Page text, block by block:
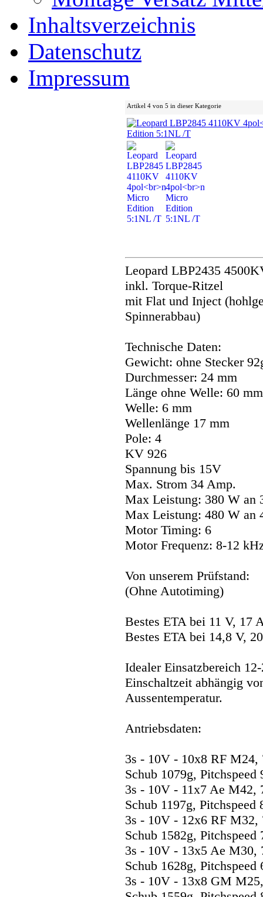
Inhaltsverzeichnis
Datenschutz
Impressum
Artikel 4 von 5 in dieser Kategorie
Leopard LBP2435
inkl. Torque-Ritzel
mit Flat und Inject
Spinnerabbau)
Technische Daten:
Gewicht: ohne Stecker
Durchmesser: 24 mm
Länge ohne Welle: 60 mm
Welle: 6 mm
Wellenlänge 17 mm
Pole: 4
KV 926
Spannung bis 15V
Max. Strom 34 Amp.
Max Leistung: 380 W an
Max Leistung: 480 W an
Motor Timing: 6
Motor Frequenz: 8-12
Von unserem Prüfstand:
(Ohne Autotiming)
Bestes ETA bei 11 V, 17
Bestes ETA bei 14,8 V,
Idealer Einsatzbereich
Einschaltzeit abhängig
Aussentemperatur.
Antriebsdaten:
3s - 10V - 10x8 RF M24,
Schub 1079g,
3s - 10V - 11x7 Ae M42,
Schub 1197g,
3s - 10V - 12x6 RF M32,
Schub 1582g,
3s - 10V - 13x5 Ae M30,
Schub 1628g,
3s - 10V - 13x8 GM